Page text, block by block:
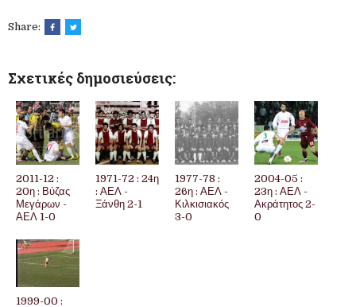
Share:
Σχετικές δημοσιεύσεις:
2011-12 :
20η : Βύζας
Μεγάρων -
ΑΕΛ 1-0
1971-72 : 24η
: ΑΕΛ -
Ξάνθη 2-1
1977-78 :
26η : ΑΕΛ -
Κιλκισιακός
3-0
2004-05 :
23η : ΑΕΛ -
Ακράτητος 2-
0
1999-00 :